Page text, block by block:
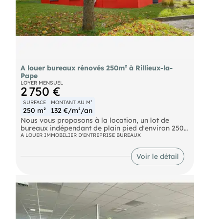
A louer bureaux rénovés 250m² à Rillieux-la-
Pape
LOYER MENSUEL
2 750 €
SURFACE
250 m²
MONTANT AU M²
132 €/m²/an
Nous vous proposons à la location, un lot de
bureaux indépendant de plain pied d'environ 250
m², entièrement rénové et doté de huit places de
présente 6 bureaux cloisonnés et 2 open space
avec câblage informatique. RILLIEUX LA PAPE -
Bureaux de 250 m² - A LOUER e à la location, un
d'environ 250 m², entièrement rénové et doté de
huit places de parking extérieures. La
configuration du bien présente 6 bureaux
cloisonnés et 2 open space avec câblage
informatique.
A LOUER IMMOBILIER D'ENTREPRISE BUREAUX
Voir le détail